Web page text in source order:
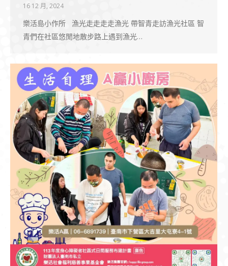
16 12 月, 2024
樂活島小作所 漁光走走走走漁光 帶智青走訪漁光社區 智
青們在社區悠閒地散步路上遇到漁光…